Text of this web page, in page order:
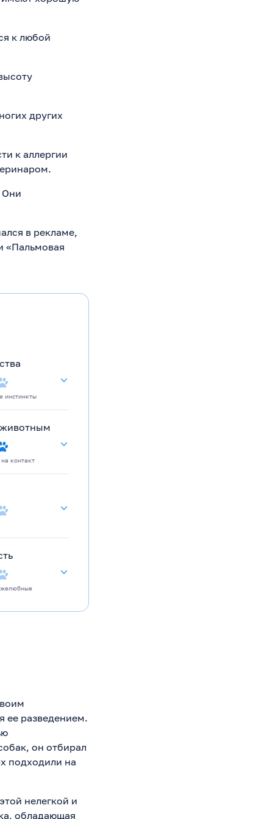
к любой
других
к аллергии
Они
в рекламе,
«Пальмовая
инстинкты
контакт
ее разведением.
он отбирал
подходили на
нелегкой и
обладающая